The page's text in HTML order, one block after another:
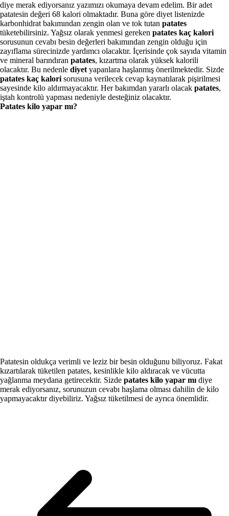
diye merak ediyorsanız yazımızı okumaya devam edelim. Bir adet
patatesin değeri 68 kalori olmaktadır. Buna göre diyet listenizde
karbonhidrat bakımından zengin olan ve tok tutan patates
tüketebilirsiniz. Yağsız olarak yenmesi gereken patates kaç kalori
sorusunun cevabı besin değerleri bakımından zengin olduğu için
zayıflama sürecinizde yardımcı olacaktır. İçerisinde çok sayıda vitamin
ve mineral barındıran patates, kızartma olarak yüksek kalorili
olacaktır. Bu nedenle diyet yapanlara haşlanmış önerilmektedir. Sizde
patates kaç kalori sorusuna verilecek cevap kaynatılarak pişirilmesi
sayesinde kilo aldırmayacaktır. Her bakımdan yararlı olacak patates,
iştah kontrolü yapması nedeniyle desteğiniz olacaktır.
Patates kilo yapar mı?
Patatesin oldukça verimli ve leziz bir besin olduğunu biliyoruz. Fakat
kızartılarak tüketilen patates, kesinlikle kilo aldıracak ve vücutta
yağlanma meydana getirecektir. Sizde patates kilo yapar mı diye
merak ediyorsanız, sorunuzun cevabı haşlama olması dahilin de kilo
yapmayacaktır diyebiliriz. Yağsız tüketilmesi de ayrıca önemlidir.